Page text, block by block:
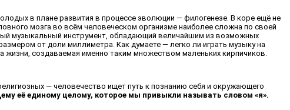
в плане развития в процессе эволюции — филогенезе. В коре ещё не
мозга во всём человеческом организме наиболее сложна по своей
музыкальный инструмент, обладающий величайшим из возможных
от доли миллиметра. Как думаете — легко ли играть музыку на
создаваемая именно таким множеством маленьких кирпичиков.
— человечество ищет путь к познанию себя и окружающего
её единому целому, которое мы привыкли называть словом «я».